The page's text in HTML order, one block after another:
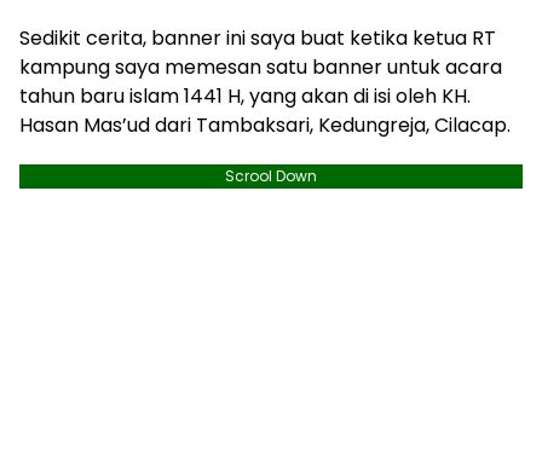
Sedikit cerita, banner ini saya buat ketika ketua RT
kampung saya memesan satu banner untuk acara
tahun baru islam 1441 H, yang akan di isi oleh KH.
Hasan Mas’ud dari Tambaksari, Kedungreja, Cilacap.
Scrool Down